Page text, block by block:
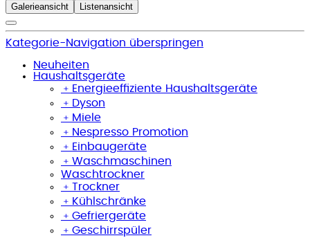
Galerieansicht Listenansicht
Kategorie-Navigation überspringen
Neuheiten
Haushaltsgeräte
﹢ Energieeffiziente Haushaltsgeräte
﹢ Dyson
﹢ Miele
﹢ Nespresso Promotion
﹢ Einbaugeräte
﹢ Waschmaschinen
Waschtrockner
﹢ Trockner
﹢ Kühlschränke
﹢ Gefriergeräte
﹢ Geschirrspüler